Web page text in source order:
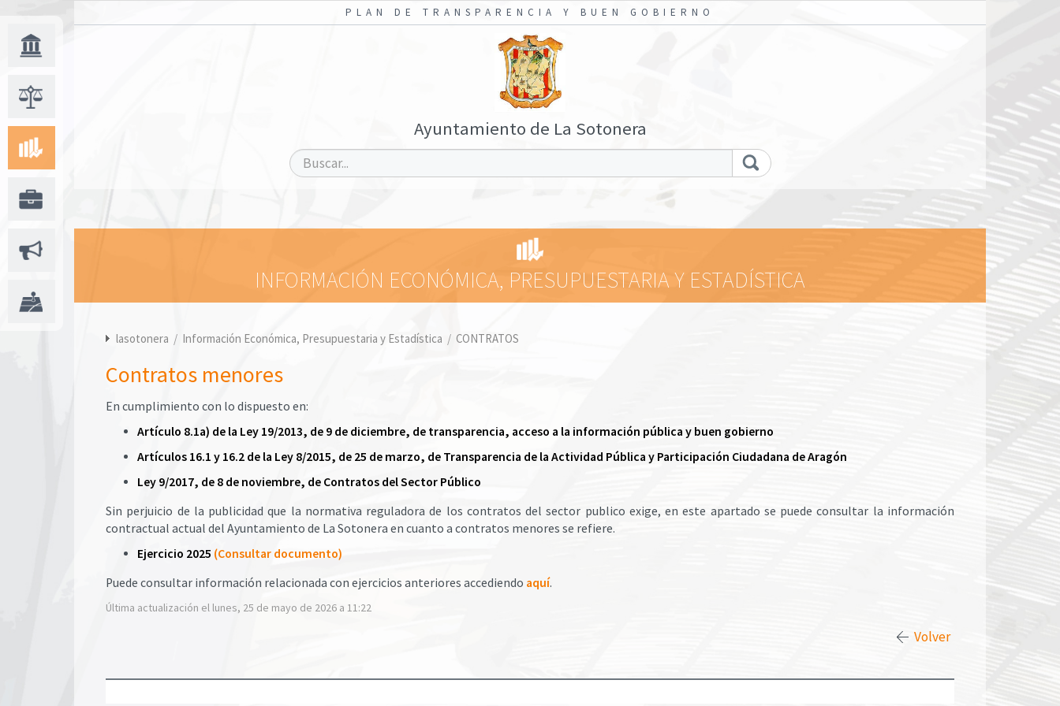
PLAN DE TRANSPARENCIA Y BUEN GOBIERNO
Ayuntamiento de La Sotonera
INFORMACIÓN ECONÓMICA, PRESUPUESTARIA Y ESTADÍSTICA
lasotonera / Información Económica, Presupuestaria y Estadística / CONTRATOS
Contratos menores
En cumplimiento con lo dispuesto en:
Artículo 8.1a) de la Ley 19/2013, de 9 de diciembre, de transparencia, acceso a la información pública y buen gobierno
Artículos 16.1 y 16.2 de la Ley 8/2015, de 25 de marzo, de Transparencia de la Actividad Pública y Participación Ciudadana de Aragón​
Ley 9/2017, de 8 de noviembre, de Contratos del Sector Público
​Sin perjuicio de la publicidad que la normativa reguladora de los contratos del sector publico exige, en este apartado se puede consultar la información
contractual actual del Ayuntamiento de La Sotonera en cuanto a contratos menores se refiere.
Ejercicio 2025 (Consultar documento)
Puede consultar información relacionada con ejercicios anteriores accediendo aquí.
Última actualización el lunes, 25 de mayo de 2026 a 11:22
Volver